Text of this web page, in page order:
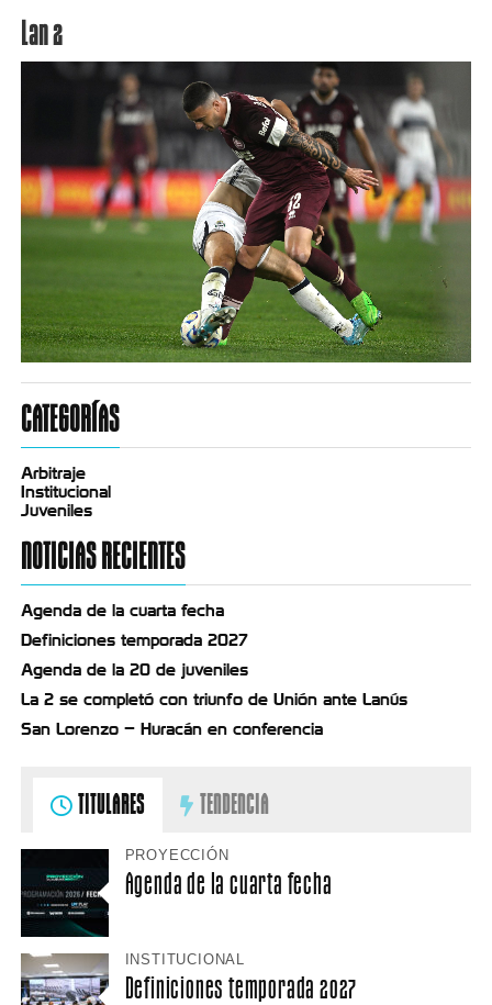
Lan 2
CATEGORÍAS
Arbitraje
Institucional
Juveniles
NOTICIAS RECIENTES
Agenda de la cuarta fecha
Definiciones temporada 2027
Agenda de la 20 de juveniles
La 2 se completó con triunfo de Unión ante Lanús
San Lorenzo – Huracán en conferencia
TITULARES TENDENCIA
PROYECCIÓN
Agenda de la cuarta fecha
INSTITUCIONAL
Definiciones temporada 2027